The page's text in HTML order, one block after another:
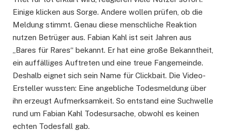
Einige klicken aus Sorge. Andere wollen prüfen, ob die
Meldung stimmt. Genau diese menschliche Reaktion
nutzen Betrüger aus. Fabian Kahl ist seit Jahren aus
„Bares für Rares“ bekannt. Er hat eine große Bekanntheit,
ein auffälliges Auftreten und eine treue Fangemeinde.
Deshalb eignet sich sein Name für Clickbait. Die Video-
Ersteller wussten: Eine angebliche Todesmeldung über
ihn erzeugt Aufmerksamkeit. So entstand eine Suchwelle
rund um Fabian Kahl Todesursache, obwohl es keinen
echten Todesfall gab.